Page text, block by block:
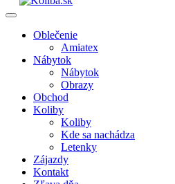
Oblečenie
Amiatex
Nábytok
Nábytok
Obrazy
Obchod
Koliby
Koliby
Kde sa nachádza
Letenky
Zájazdy
Kontakt